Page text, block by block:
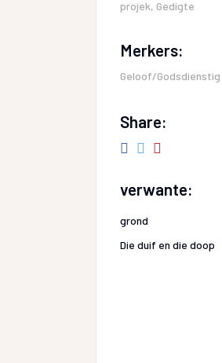
projek, Gedigte
Merkers:
Geloof/Godsdienstig
Share:
verwante:
grond
Die duif en die doop